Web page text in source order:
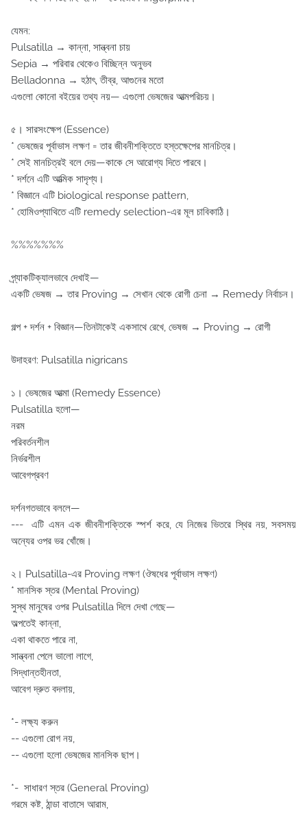
যেমন:
Pulsatilla → কান্না, সান্ত্বনা চায়
Sepia → পরিবার থেকেও বিচ্ছিন্ন অনুভব
Belladonna → হঠাৎ, তীব্র, আগুনের মতো
এগুলো কোনো বইয়ের তথ্য নয়— এগুলো ভেষজের আত্মপরিচয়।
৫️। সারসংক্ষেপ (Essence)
* ভেষজের পূর্বাভাস লক্ষণ = তার জীবনীশক্তিতে হস্তক্ষেপের মানচিত্র।
* সেই মানচিত্রই বলে দেয়—কাকে সে আরোগ্য দিতে পারবে।
* দর্শনে এটি আত্মিক সাদৃশ্য।
* বিজ্ঞানে এটি biological response pattern,
* হোমিওপ্যাথিতে এটি remedy selection-এর মূল চাবিকাঠি।
%%%%%%%
প্র্যাকটিক্যালভাবে দেখাই—
একটি ভেষজ → তার Proving → সেখান থেকে রোগী চেনা → Remedy নির্বাচন।
গল্প + দর্শন + বিজ্ঞান—তিনটাকেই একসাথে রেখে, ভেষজ → Proving → রোগী
উদাহরণ: Pulsatilla nigricans
১️। ভেষজের আত্মা (Remedy Essence)
Pulsatilla হলো—
নরম
পরিবর্তনশীল
নির্ভরশীল
আবেগপ্রবণ
দর্শনগতভাবে বললে—
--- এটি এমন এক জীবনীশক্তিকে স্পর্শ করে, যে নিজের ভিতরে স্থির নয়, সবসময়
অন্যের ওপর ভর খোঁজে।
২️। Pulsatilla-এর Proving লক্ষণ (ঔষধের পূর্বাভাস লক্ষণ)
* মানসিক স্তর (Mental Proving)
সুস্থ মানুষের ওপর Pulsatilla দিলে দেখা গেছে—
অল্পতেই কান্না,
একা থাকতে পারে না,
সান্ত্বনা পেলে ভালো লাগে,
সিদ্ধান্তহীনতা,
আবেগ দ্রুত বদলায়,
*- লক্ষ্য করুন
-- এগুলো রোগ নয়,
-- এগুলো হলো ভেষজের মানসিক ছাপ।
*- সাধারণ স্তর (General Proving)
গরমে কষ্ট, ঠান্ডা বাতাসে আরাম,